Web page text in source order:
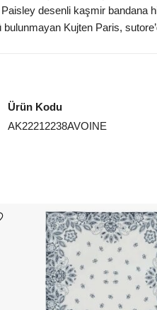
desenli kaşmir
bulunmayan Kujten Paris,
Ürün Kodu
AK22212238AVOINE
listesine ekle veya listeden çıkar